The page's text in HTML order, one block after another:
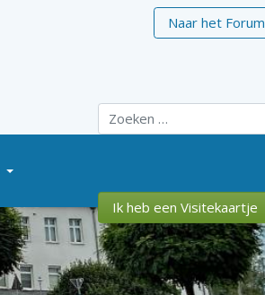
Naar het Forum
Zoeken
Ik heb een Visitekaartje